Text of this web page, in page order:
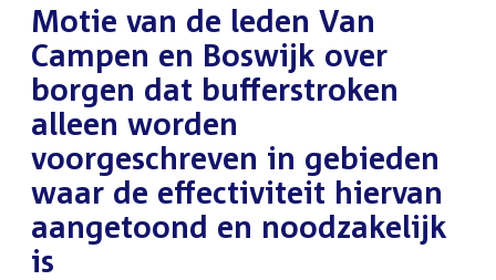
:Motie van de leden Van
Campen en Boswijk over
borgen dat bufferstroken
alleen worden
voorgeschreven in gebieden
waar de effectiviteit hiervan
aangetoond en noodzakelijk
is